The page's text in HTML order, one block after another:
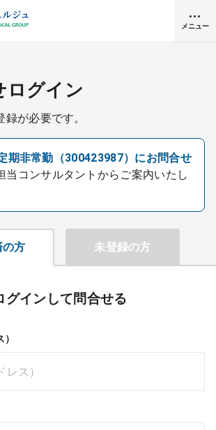
メニュー
考えの方
関の方
ログイン
が必要です。
非常勤（300423987）にお問合せ
当コンサルタントからご案内いたし
の方 未登録の方
グインして問合せる